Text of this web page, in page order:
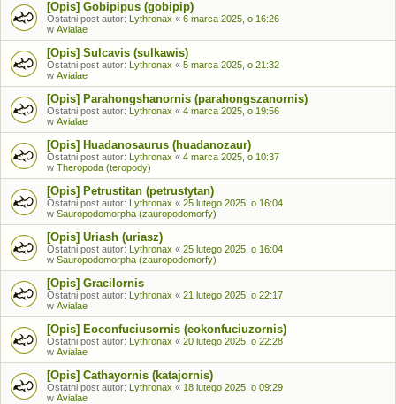
[Opis] Gobipipus (gobipip)
Ostatni post autor: Lythronax « 6 marca 2025, o 16:26
w Avialae
[Opis] Sulcavis (sulkawis)
Ostatni post autor: Lythronax « 5 marca 2025, o 21:32
w Avialae
[Opis] Parahongshanornis (parahongszanornis)
Ostatni post autor: Lythronax « 4 marca 2025, o 19:56
w Avialae
[Opis] Huadanosaurus (huadanozaur)
Ostatni post autor: Lythronax « 4 marca 2025, o 10:37
w Theropoda (teropody)
[Opis] Petrustitan (petrustytan)
Ostatni post autor: Lythronax « 25 lutego 2025, o 16:04
w Sauropodomorpha (zauropodomorfy)
[Opis] Uriash (uriasz)
Ostatni post autor: Lythronax « 25 lutego 2025, o 16:04
w Sauropodomorpha (zauropodomorfy)
[Opis] Gracilornis
Ostatni post autor: Lythronax « 21 lutego 2025, o 22:17
w Avialae
[Opis] Eoconfuciusornis (eokonfuciuzornis)
Ostatni post autor: Lythronax « 20 lutego 2025, o 22:28
w Avialae
[Opis] Cathayornis (katajornis)
Ostatni post autor: Lythronax « 18 lutego 2025, o 09:29
w Avialae